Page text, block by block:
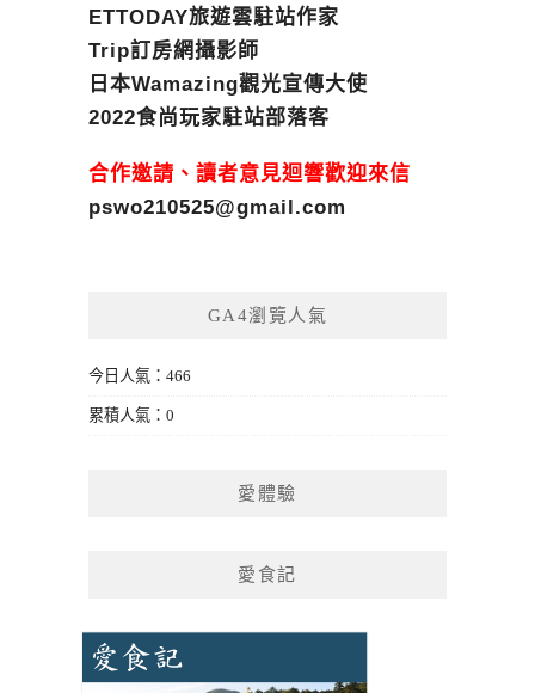
ETTODAY旅遊雲駐站作家
Trip訂房網攝影師
日本Wamazing觀光宣傳大使
2022食尚玩家駐站部落客
合作邀請、讀者意見迴響歡迎來信
pswo210525@gmail.com
GA4瀏覽人氣
今日人氣：466
累積人氣：0
愛體驗
愛食記